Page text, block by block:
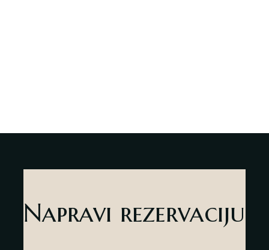
Napravi rezervaciju